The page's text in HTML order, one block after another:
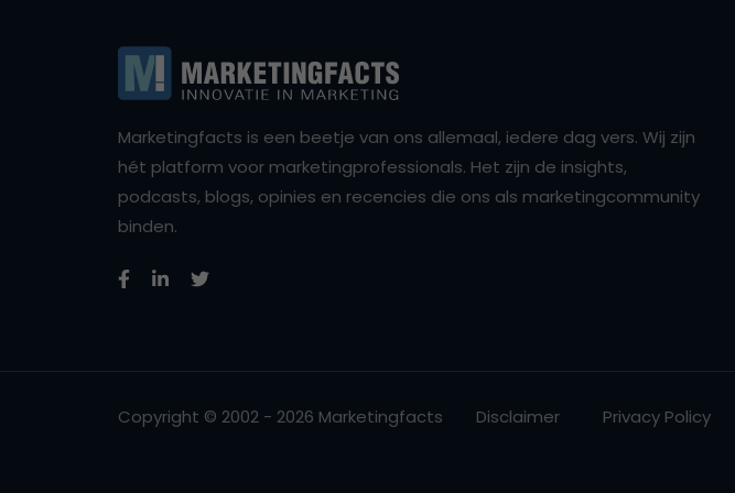
Marketingfacts is een beetje van ons allemaal, iedere dag vers. Wij zijn
hét platform voor marketingprofessionals. Het zijn de insights,
podcasts, blogs, opinies en recencies die ons als marketingcommunity
binden.
Copyright © 2002 - 2026 Marketingfacts Disclaimer Privacy Policy